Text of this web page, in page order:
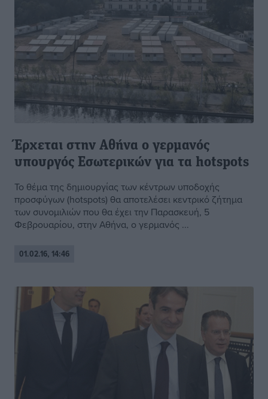
Έρχεται στην Αθήνα ο γερμανός
υπουργός Εσωτερικών για τα hotspots
Το θέμα της δημιουργίας των κέντρων υποδοχής
προσφύγων (hotspots) θα αποτελέσει κεντρικό ζήτημα
των συνομιλιών που θα έχει την Παρασκευή, 5
Φεβρουαρίου, στην Αθήνα, ο γερμανός ...
01.02.16, 14:46